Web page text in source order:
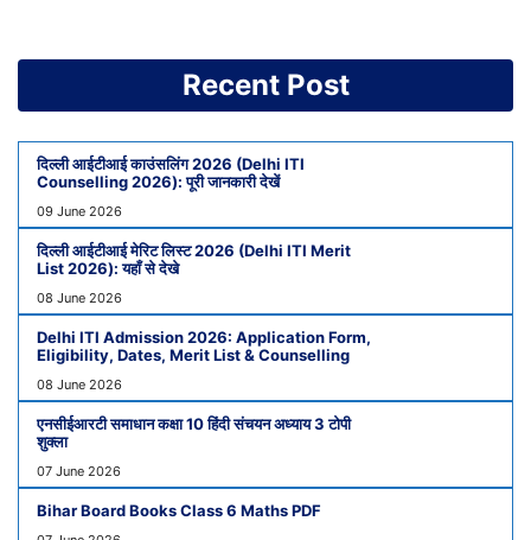
Recent Post
दिल्ली आईटीआई काउंसलिंग 2026 (Delhi ITI
Counselling 2026): पूरी जानकारी देखें
09 June 2026
दिल्ली आईटीआई मेरिट लिस्ट 2026 (Delhi ITI Merit
List 2026): यहाँ से देखे
08 June 2026
Delhi ITI Admission 2026: Application Form,
Eligibility, Dates, Merit List & Counselling
08 June 2026
एनसीईआरटी समाधान कक्षा 10 हिंदी संचयन अध्याय 3 टोपी
शुक्ला
07 June 2026
Bihar Board Books Class 6 Maths PDF